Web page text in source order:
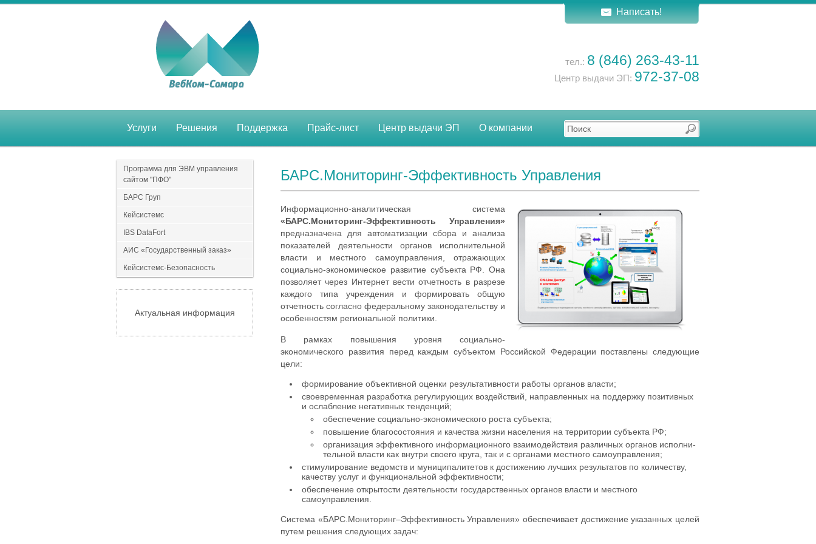
Написать!
тел.: 8 (846) 263-43-11
Центр выдачи ЭП: 972-37-08
Услуги Решения Поддержка Прайс-лист Центр выдачи ЭП О компании
Программа для ЭВМ управления
сайтом "ПФО"
БАРС Груп
Кейсистемс
IBS DataFort
АИС «Государственный заказ»
Кейсистемс-Безопасность
Актуальная информация
БАРС.Мониторинг-Эффективность Управления
Информационно-аналитическая система
«БАРС.Мониторинг-Эффективность Управления»
предназначена для автоматизации сбора и анализа
показателей деятельности органов исполнительной
власти и местного самоуправления, отражающих
социально-эко­номическое развитие субъекта РФ. Она
позволяет через Интернет вести отчетность в разрезе
каждого типа учреждения и формировать общую
отчетность согласно федеральному законодательству и
особенностям региональной политики.
В рамках повышения уровня социально-
экономического развития перед каждым субъектом Российской Федерации поставлены следующие
цели:
формирование объективной оценки результативности работы органов власти;
своевременная разработка регулирующих воздействий, направленных на поддержку позитивных
и ослабление негативных тенденций;
обеспечение социально-экономического роста субъекта;
повышение благосостояния и качества жизни населения на территории субъекта РФ;
организация эффективного информационного взаимодействия различных органов исполни­
тельной власти как внутри своего круга, так и с органами местного самоуправления;
стимулирование ведомств и муниципалитетов к достижению лучших результатов по количеству,
качеству услуг и функциональной эффективности;
обеспечение открытости деятельности государственных органов власти и местного
самоуправления.
Система «БАРС.Мониторинг–Эффективность Управления» обеспечивает достижение указанных целей
путем решения следующих задач: